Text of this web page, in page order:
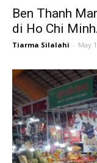
Ben Thanh
di Ho Chi
Tiarma Silalahi - May